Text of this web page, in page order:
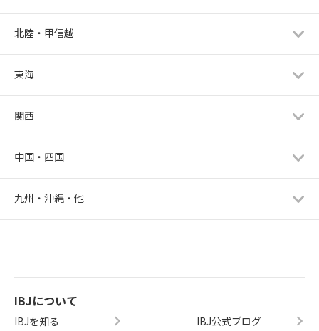
北陸・甲信越
東海
関西
中国・四国
九州・沖縄・他
IBJについて
IBJを知る IBJ公式ブログ